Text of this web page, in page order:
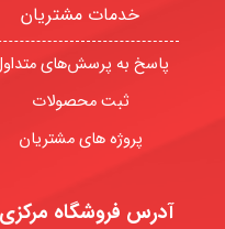
خدمات مشتریان
پاسخ به پرسش‌های
ثبت محصولات
پروژه های مشتریان
آدرس فروشگاه